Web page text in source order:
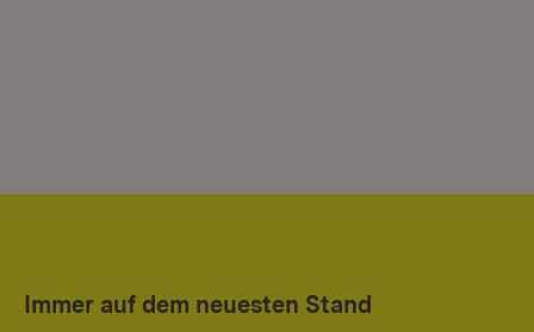
Immer auf dem neuesten Stand